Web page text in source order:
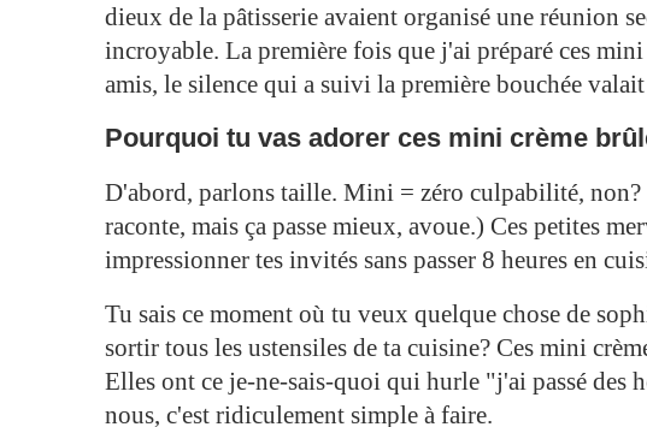
dieux de la pâtisserie avaient organisé une réunion
incroyable. La première fois que j'ai préparé ces mini
amis, le silence qui a suivi la première bouchée
Pourquoi tu vas adorer ces mini crème
D'abord, parlons taille. Mini = zéro culpabilité, non?
raconte, mais ça passe mieux, avoue.) Ces petites
impressionner tes invités sans passer 8 heures en
Tu sais ce moment où tu veux quelque chose de
sortir tous les ustensiles de ta cuisine? Ces mini
Elles ont ce je-ne-sais-quoi qui hurle "j'ai passé des
nous, c'est ridiculement simple à faire.